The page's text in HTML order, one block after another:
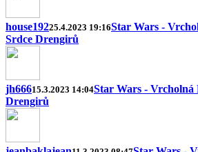
house19225.4.2023 19:16Star Wars -
Srdce Drengirů
jh66615.3.2023 14:04Star Wars - Vrcholná
Drengirů